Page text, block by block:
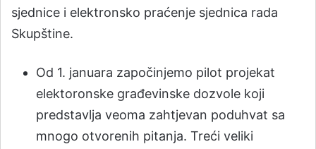
sjednice i elektronsko praćenje sjednica rada
Skupštine.
Od 1. januara započinjemo pilot projekat
elektoronske građevinske dozvole koji
predstavlja veoma zahtjevan poduhvat sa
mnogo otvorenih pitanja. Treći veliki